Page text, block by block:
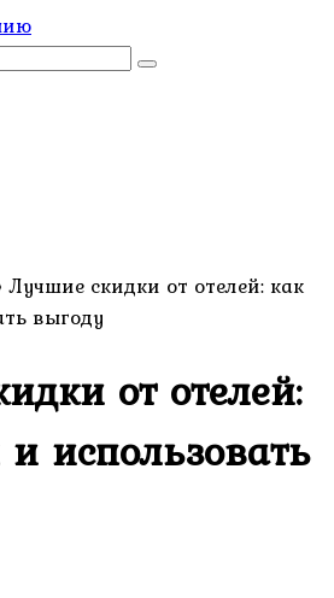
Лучшие скидки от отелей: как
выгоду
от отелей:
использовать